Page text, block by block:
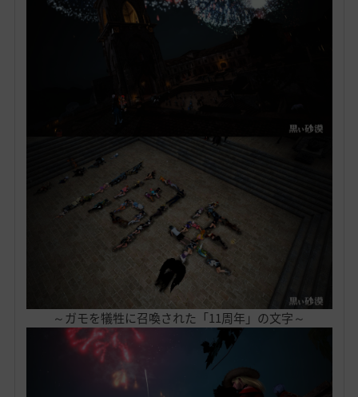
～ガモを犠牲に召喚された「11周年」の文字～